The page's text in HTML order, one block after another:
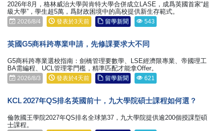
2026年8月，格林威治大學與肯特大學合併成立LASE，成爲英國首家“超
級大學”，學生超5萬，爲財政困境中的高校提供新生存範式。
2026/8/4 發表於3天前 留學新聞 543
英國G5商科跨專業申請，先修課要求大不同
G5商科跨專業選校指南：劍橋管理要數學、LSE經濟限專業、帝國理工
BA需編程、UCL管理零門檻，精準匹配才能拿Offer。
2026/8/3 發表於4天前 留學新聞 621
KCL 2027年QS排名英國前十，九大學院碩士課程如何選？
倫敦國王學院2027年QS排名全球第37，九大學院提供逾200個授課型碩
士課程。